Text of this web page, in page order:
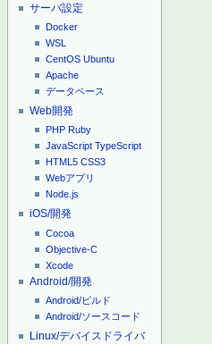
サーバ設定
Docker
WSL
CentOS Ubuntu
Apache
データベース
Web開発
PHP Ruby
JavaScript TypeScript
HTML5 CSS3
Webアプリ
Node.js
iOS/開発
Cocoa
Objective-C
Xcode
Android/開発
Android/ビルド
Android/ソースコード
Linux/デバイスドライバ